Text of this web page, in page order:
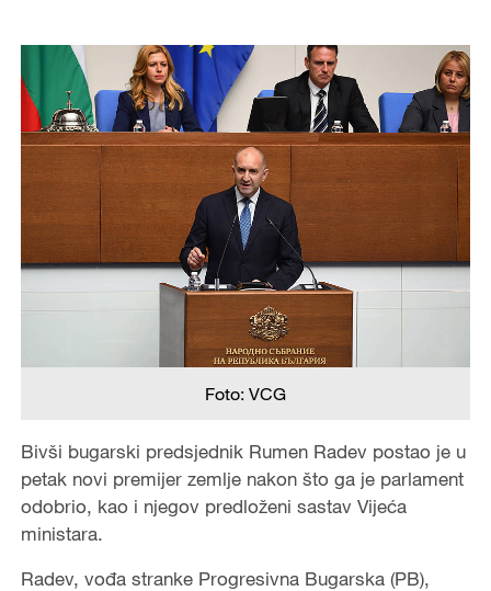
Foto: VCG
Bivši bugarski predsjednik Rumen Radev postao je u
petak novi premijer zemlje nakon što ga je parlament
odobrio, kao i njegov predloženi sastav Vijeća
ministara.
Radev, vođa stranke Progresivna Bugarska (PB),